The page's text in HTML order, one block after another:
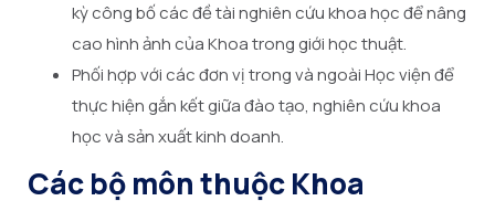
kỳ công bố các đề tài nghiên cứu khoa học để nâng
cao hình ảnh của Khoa trong giới học thuật.
Phối hợp với các đơn vị trong và ngoài Học viện để
thực hiện gắn kết giữa đào tạo, nghiên cứukhoa
học và sản xuất kinh doanh.
Các bộ môn thuộc Khoa